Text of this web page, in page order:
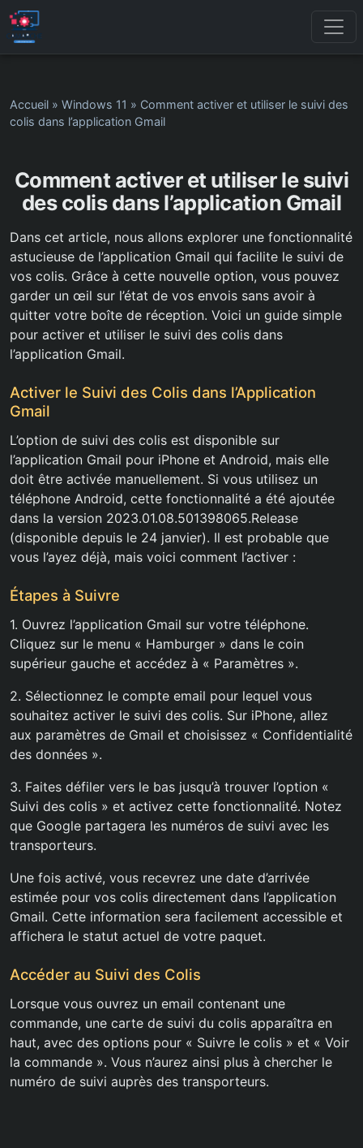
Accueil » Windows 11 » Comment activer et utiliser le suivi des
colis dans l’application Gmail
Comment activer et utiliser le suivi
des colis dans l’application Gmail
Dans cet article, nous allons explorer une fonctionnalité
astucieuse de l’application Gmail qui facilite le suivi de
vos colis. Grâce à cette nouvelle option, vous pouvez
garder un œil sur l’état de vos envois sans avoir à
quitter votre boîte de réception. Voici un guide simple
pour activer et utiliser le suivi des colis dans
l’application Gmail.
Activer le Suivi des Colis dans l’Application
Gmail
L’option de suivi des colis est disponible sur
l’application Gmail pour iPhone et Android, mais elle
doit être activée manuellement. Si vous utilisez un
téléphone Android, cette fonctionnalité a été ajoutée
dans la version 2023.01.08.501398065.Release
(disponible depuis le 24 janvier). Il est probable que
vous l’ayez déjà, mais voici comment l’activer :
Étapes à Suivre
1. Ouvrez l’application Gmail sur votre téléphone.
Cliquez sur le menu « Hamburger » dans le coin
supérieur gauche et accédez à « Paramètres ».
2. Sélectionnez le compte email pour lequel vous
souhaitez activer le suivi des colis. Sur iPhone, allez
aux paramètres de Gmail et choisissez « Confidentialité
des données ».
3. Faites défiler vers le bas jusqu’à trouver l’option «
Suivi des colis » et activez cette fonctionnalité. Notez
que Google partagera les numéros de suivi avec les
transporteurs.
Une fois activé, vous recevrez une date d’arrivée
estimée pour vos colis directement dans l’application
Gmail. Cette information sera facilement accessible et
affichera le statut actuel de votre paquet.
Accéder au Suivi des Colis
Lorsque vous ouvrez un email contenant une
commande, une carte de suivi du colis apparaîtra en
haut, avec des options pour « Suivre le colis » et « Voir
la commande ». Vous n’aurez ainsi plus à chercher le
numéro de suivi auprès des transporteurs.